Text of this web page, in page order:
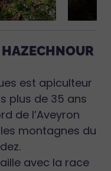
est apiculteur
plus de 35 ans
de l’Aveyron
montagnes du
avec la race